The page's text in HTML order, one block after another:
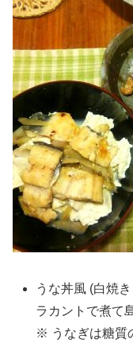
うな丼風 (白焼
ラカントで煮て
※ うなぎは糖質